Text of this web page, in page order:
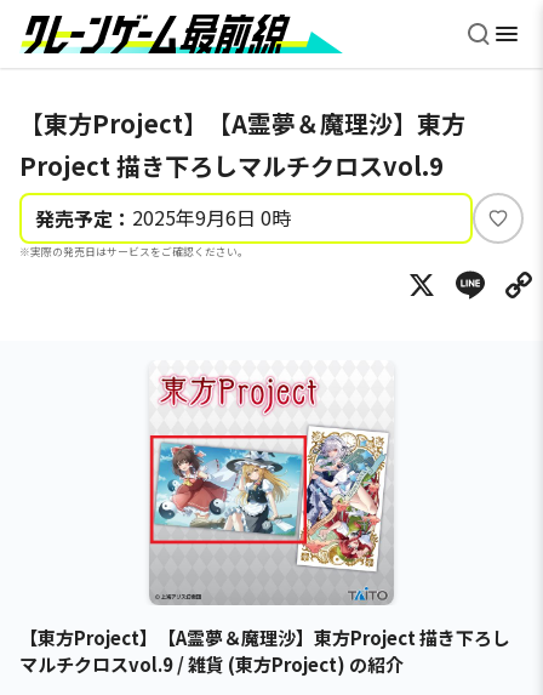
【東方Project】【A霊夢＆魔理沙】東方
Project 描き下ろしマルチクロスvol.9
発売予定： 2025年9月6日 0時
※実際の発売日はサービスをご確認ください。
い
ね
X
【東方Project】【A霊夢＆魔理沙】東方Project 描き下ろし
マルチクロスvol.9 / 雑貨 (東方Project) の紹介